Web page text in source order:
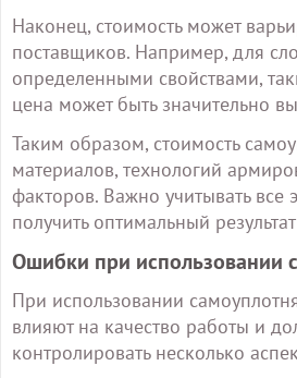
Наконец, стоимость может
поставщиков. Например, для
определенными свойствами,
цена может быть значительно
Таким образом, стоимость
материалов, технологий
факторов. Важно учитывать все
получить оптимальный
Ошибки при использовании
При использовании
влияют на качество работы и
контролировать несколько